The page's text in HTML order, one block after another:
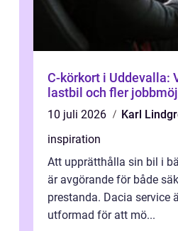
C-körkort i Uddevalla:
lastbil och fler
10 juli 2026
Karl
inspiration
Att upprätthålla sin bil i
är avgörande för både
prestanda. Dacia service
utformad för att mö...